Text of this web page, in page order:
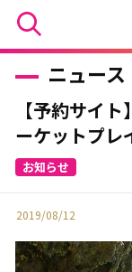
ニュース
【予約サイ
ーケットプ
2019/08/12